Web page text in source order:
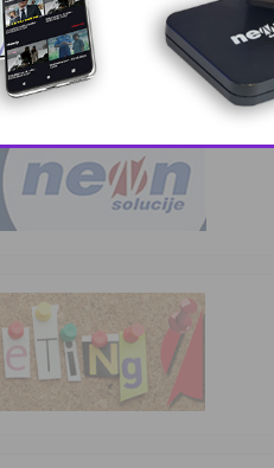
This popup will close in: